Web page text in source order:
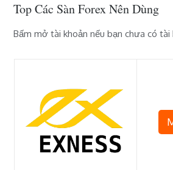
Top Các Sàn Forex Nên Dùng
Bấm mở tài khoản nếu bạn chưa có tài